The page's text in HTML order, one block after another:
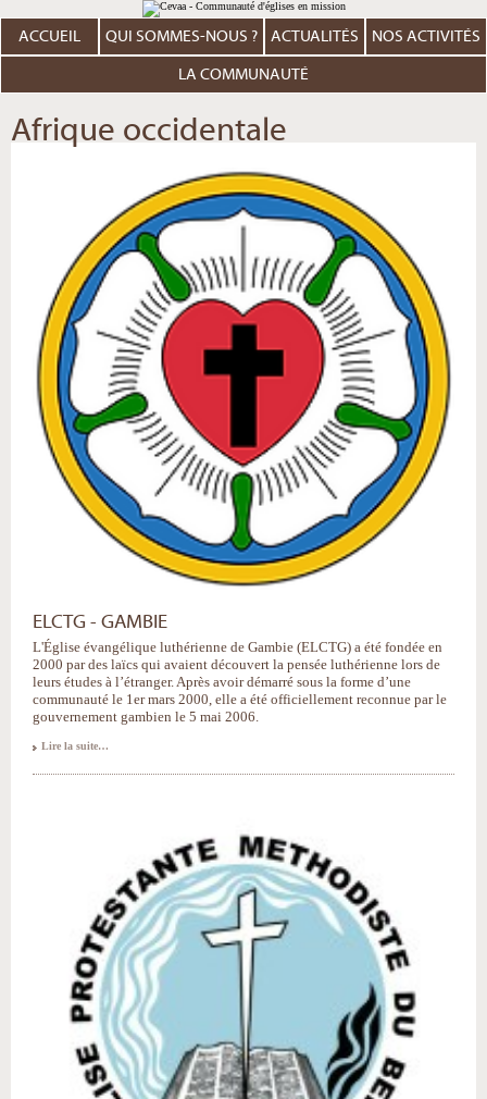
au
contenu.
Aller
personnels
ACCUEIL QUI SOMMES-NOUS ? ACTUALITÉS NOS ACTIVITÉS
LA COMMUNAUTÉ
Afrique occidentale
ELCTG - GAMBIE
L'Église évangélique luthérienne de Gambie (ELCTG) a été fondée en
2000 par des laïcs qui avaient découvert la pensée luthérienne lors de
leurs études à l’étranger. Après avoir démarré sous la forme d’une
communauté le 1er mars 2000, elle a été officiellement reconnue par le
gouvernement gambien le 5 mai 2006.
Lire la suite…